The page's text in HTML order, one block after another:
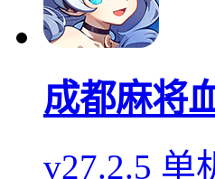
成都麻将
v27.2.5 单